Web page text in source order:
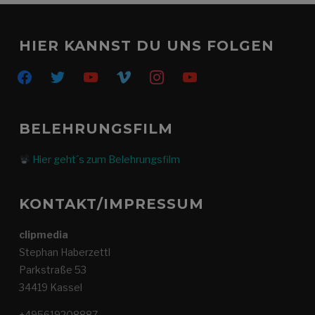
HIER KANNST DU UNS FOLGEN
facebooktwitter youtube vimeo instagramyoutube
BELEHRUNGSFILM
Hier geht´s zum Belehrungsfilm
KONTAKT/IMPRESSUM
clipmedia
Stephan Haberzettl
Parkstraße 53
34419 Kassel